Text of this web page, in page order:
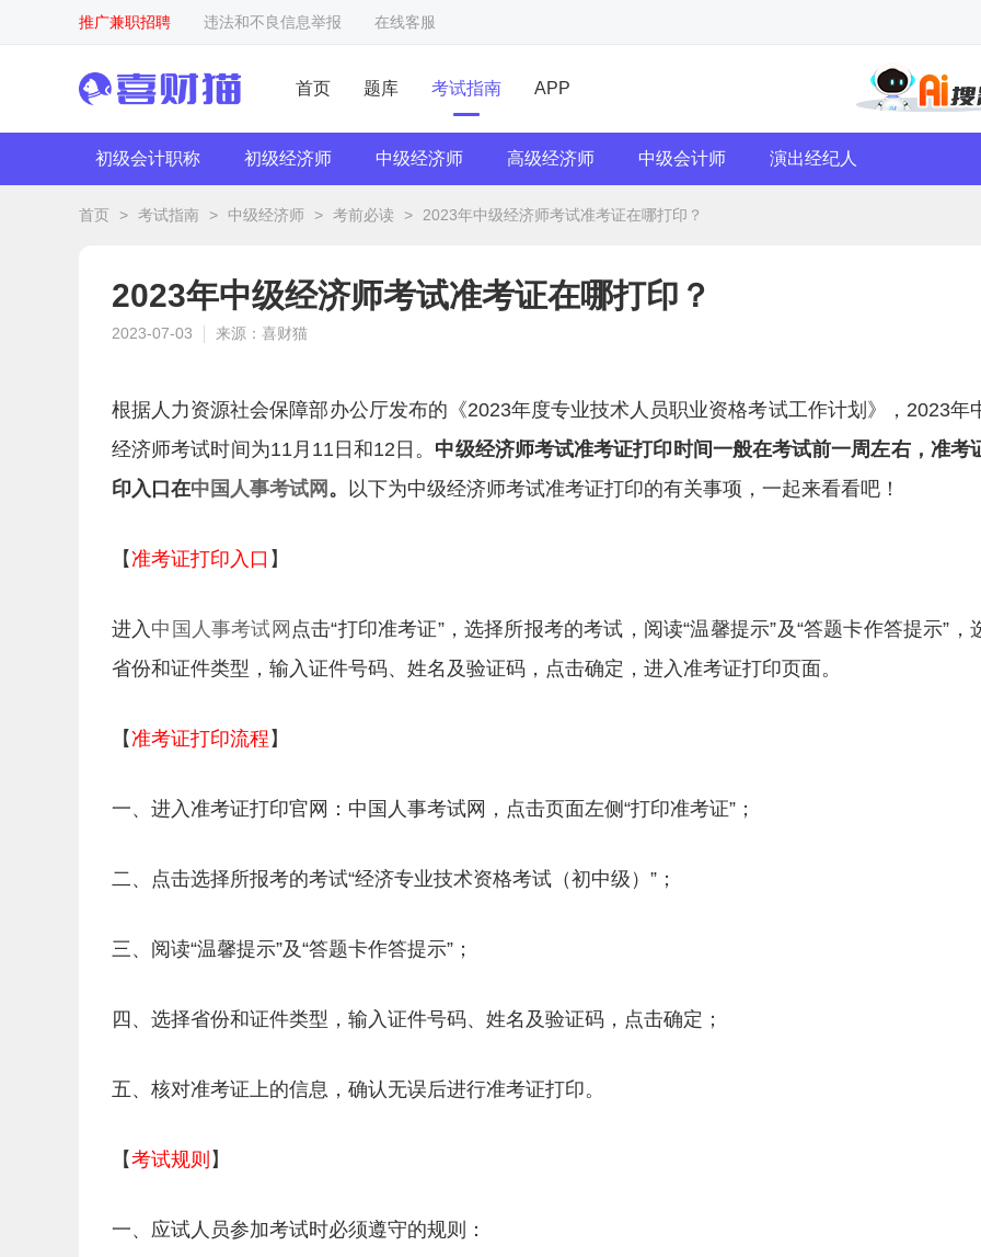
推广兼职招聘 违法和不良信息举报 在线客服
首页 题库 考试指南 APP
初级会计职称 初级经济师 中级经济师 高级经济师 中级会计师 演出经纪人
首页 > 考试指南 > 中级经济师 > 考前必读 > 2023年中级经济师考试准考证在哪打印？
2023年中级经济师考试准考证在哪打印？
2023-07-03 来源：喜财猫
根据人力资源社会保障部办公厅发布的《2023年度专业技术人员职业资格考试工作计划》，2023年
经济师考试时间为11月11日和12日。 中级经济师考试准考证打印时间一般在考试前一周左右，准考
印入口在中国人事考试网 。 以下为中级经济师考试准考证打印的有关事项，一起来看看吧！
【准考证打印入口 】
进入 中国人事考试网 点击“打印准考证”，选择所报考的考试，阅读“温馨提示”及“答题卡作答提示”，
省份和证件类型，输入证件号码、姓名及验证码，点击确定，进入准考证打印页面。
【准考证打印流程 】
一、进入准考证打印官网：中国人事考试网，点击页面左侧“打印准考证”；
二、点击选择所报考的考试“经济专业技术资格考试（初中级）”；
三、阅读“温馨提示”及“答题卡作答提示”；
四、选择省份和证件类型，输入证件号码、姓名及验证码，点击确定；
五、核对准考证上的信息，确认无误后进行准考证打印。
【考试规则 】
一、应试人员参加考试时必须遵守的规则：